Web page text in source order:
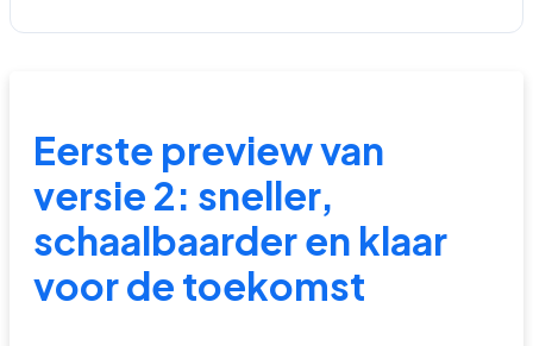
Eerste preview van
versie 2: sneller,
schaalbaarder en klaar
voor de toekomst